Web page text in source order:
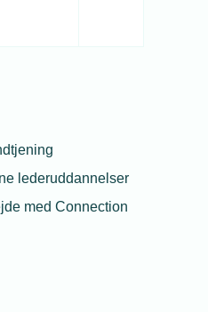
lederuddannelser
med Connection